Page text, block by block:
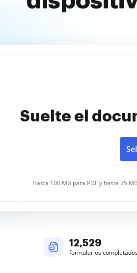
Suelte el
Hasta 100 MB para PDF y hasta 25 MB
12,530
formularios